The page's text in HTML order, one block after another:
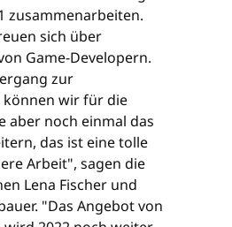
zusammenarbeiten.
sich über
Game-Developern.
zur
können wir für die
aber noch einmal das
das ist eine tolle
Arbeit", sagen die
Lena Fischer und
"Das Angebot von